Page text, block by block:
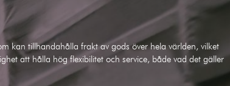
kan tillhandahålla frakt av gods över hela världen, vilket
att hålla hög flexibilitet och service, både vad det gäller